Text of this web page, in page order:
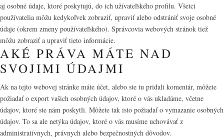
aj osobné údaje, ktoré poskytujú, do ich užívateľského profilu. Všetci
používatelia môžu kedykoľvek zobraziť, upraviť alebo odstrániť svoje osobné
údaje (okrem zmeny používateľského). Správcovia webových stránok tiež
môžu zobraziť a upraviť tieto informácie.
AKÉ PRÁVA MÁTE NAD
SVOJIMI ÚDAJMI
Ak na tejto webovej stránke máte účet, alebo ste tu pridali komentár, môžete
požiadať o export vašich osobných údajov, ktoré o vás ukladáme, včetne
údajov, ktoré ste nám poskytli. Môžete tak isto požiadať o vymazanie osobných
údajov. To sa ale netýka údajov, ktoré o vás musíme uchovávať z
administratívnych, právnych alebo bezpečnostných dôvodov.